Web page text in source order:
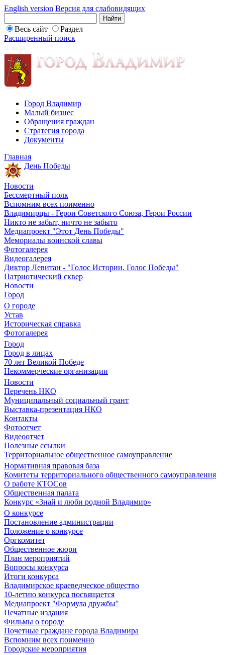
English version Версия для слабовидящих
Весь сайт
Раздел
Расширенный поиск
Город Владимир
Малый бизнес
Обращения граждан
Стратегия города
Документы
Главная
День Победы
Новости
Бессмертный полк
Вспомним всех поименно
Владимирцы - Герои Советского Союза, Герои России
Никто не забыт, ничто не забыто
Медиапроект "Этот День Победы"
Мемориалы воинской славы
Фотогалерея
Видеогалерея
Диктор Левитан - "Голос Истории. Голос Победы"
Патриотический сквер
Новости
Город
О городе
Устав
Историческая справка
Фотогалерея
Город
Город в лицах
70 лет Великой Победе
Некоммерческие организации
Новости
Перечень НКО
Муниципальный социальный грант
Выставка-презентация НКО
Контакты
Фотоотчет
Видеоотчет
Полезные ссылки
Территориальное общественное самоуправление
Нормативная правовая база
Комитеты территориального общественного самоуправления
О работе КТОСов
Общественная палата
Конкурс «Знай и люби родной Владимир»
О конкурсе
Постановление администрации
Положение о конкурсе
Оргкомитет
Общественное жюри
План мероприятий
Вопросы конкурса
Итоги конкурса
Владимирское краеведческое общество
10-летию конкурса посвящается
Медиапроект "Формула дружбы"
Печатные издания
Фильмы о городе
Почетные граждане города Владимира
Вспомним всех поименно
Городские мероприятия